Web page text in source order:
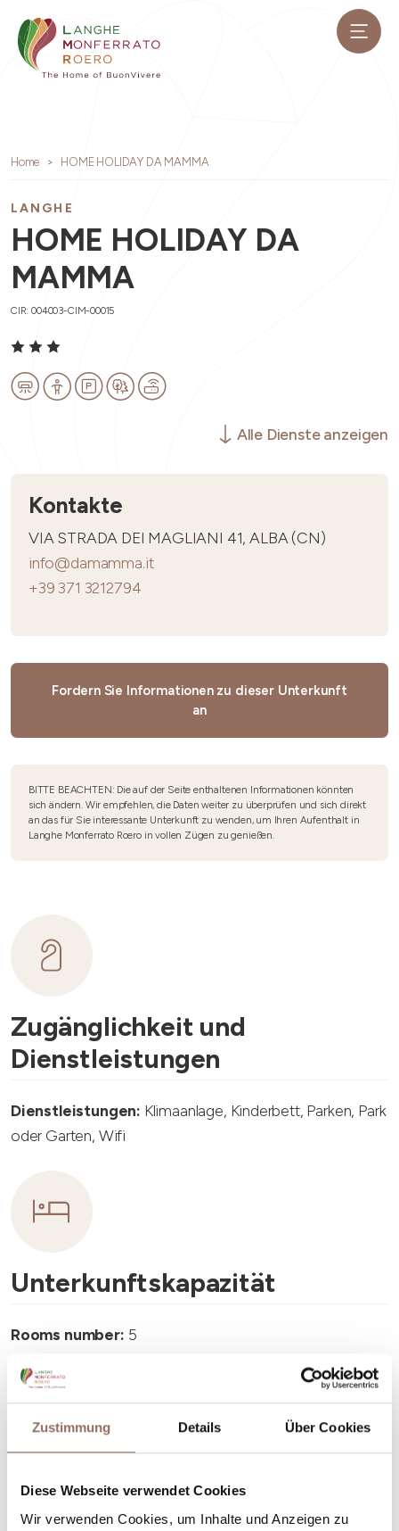
Zustimmung Details Über Cookies
Diese Webseite verwendet Cookies
Wir verwenden Cookies, um Inhalte und Anzeigen zu
Home HOME HOLIDAY DA MAMMA
LANGHE
HOME HOLIDAY DA
MAMMA
CIR: 004003-CIM-00015
Alle Dienste anzeigen
Kontakte
VIA STRADA DEI MAGLIANI 41, ALBA (CN)
info@damamma.it
+39 371 3212794
Fordern Sie Informationen zu dieser Unterkunft
an
BITTE BEACHTEN: Die auf der Seite enthaltenen Informationen könnten
sich ändern. Wir empfehlen, die Daten weiter zu überprüfen und sich direkt
an das für Sie interessante Unterkunft zu wenden, um Ihren Aufenthalt in
Langhe Monferrato Roero in vollen Zügen zu genießen.
Zugänglichkeit und
Dienstleistungen
Dienstleistungen: Klimaanlage, Kinderbett, Parken, Park
oder Garten, Wifi
Unterkunftskapazität
Rooms number: 5
Anzahl Wohnungen:
Anzahl Badezimmer:
Beds number: